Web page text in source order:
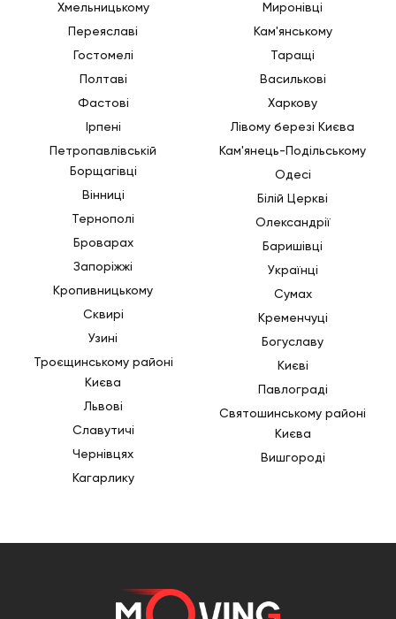
Хмельницькому
Переяславі
Гостомелі
Полтаві
Фастові
Ірпені
Петропавлівській
Борщагівці
Вінниці
Тернополі
Броварах
Запоріжжі
Кропивницькому
Сквирі
Узині
Троєщинському районі
Києва
Львові
Славутичі
Чернівцях
Кагарлику
Миронівці
Кам'янському
Таращі
Василькові
Харкову
Лівому березі Києва
Кам'янець-Подільському
Одесі
Білій Церкві
Олександрії
Баришівці
Українці
Сумах
Кременчуці
Богуславу
Києві
Павлограді
Святошинському районі
Києва
Вишгороді